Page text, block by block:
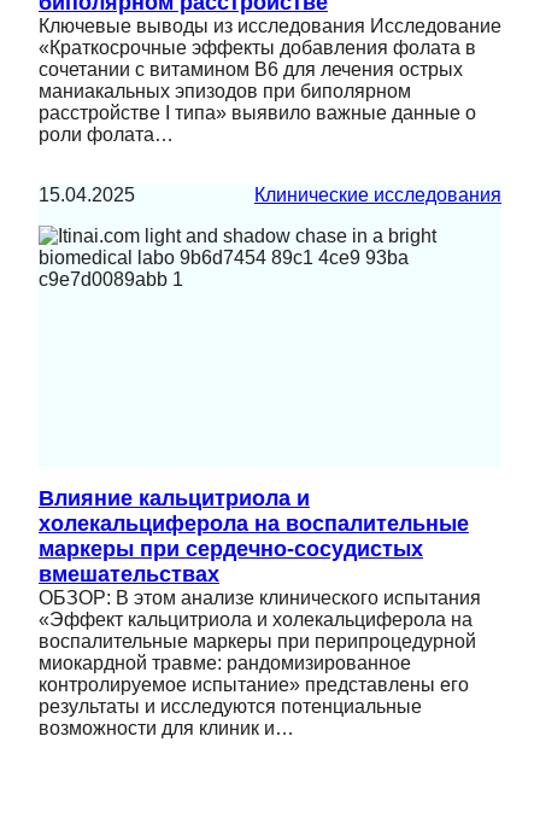
Ключевые выводы из исследования Исследование
«Краткосрочные эффекты добавления фолата в
сочетании с витамином B6 для лечения острых
маниакальных эпизодов при биполярном
расстройстве I типа» выявило важные данные о
роли фолата…
15.04.2025 Клинические исследования
Влияние кальцитриола и
холекальциферола на воспалительные
маркеры при сердечно-сосудистых
вмешательствах
ОБЗОР: В этом анализе клинического испытания
«Эффект кальцитриола и холекальциферола на
воспалительные маркеры при перипроцедурной
миокардной травме: рандомизированное
контролируемое испытание» представлены его
результаты и исследуются потенциальные
возможности для клиник и…